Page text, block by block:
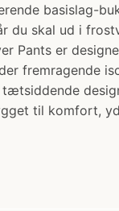
basislag-
du skal ud i
Pants er
fremragende
til komfort,